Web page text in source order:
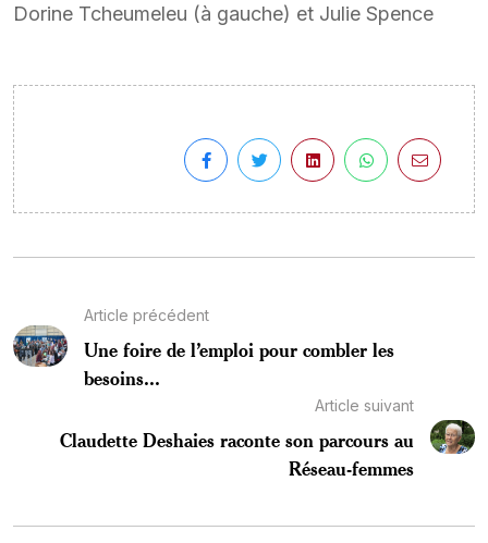
Dorine Tcheumeleu (à gauche) et Julie Spence
Article précédent
Une foire de l’emploi pour combler les
besoins...
Article suivant
Claudette Deshaies raconte son parcours au
Réseau-femmes